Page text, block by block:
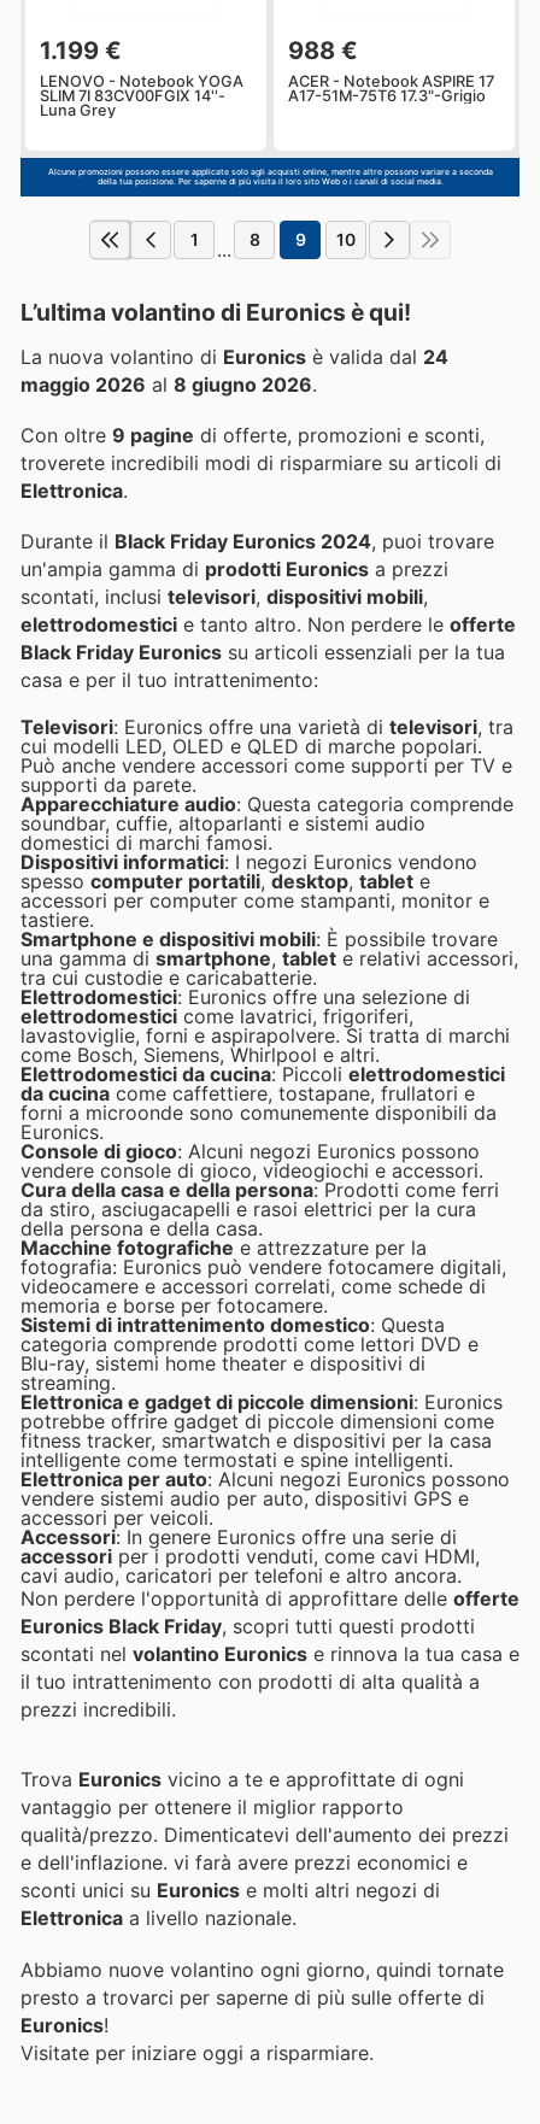
1.199 €
LENOVO - Notebook YOGA
SLIM 7I 83CV00FGIX 14''-
Luna Grey
988 €
ACER - Notebook ASPIRE 17
A17-51M-75T6 17.3"-Grigio
Alcune promozioni possono essere applicate solo agli acquisti online, mentre altre possono variare a seconda
della tua posizione. Per saperne di più visita il loro sito Web o i canali di social media.
1 ... 8 9 10
L’ultima volantino di Euronics è qui!
La nuova volantino di Euronics è valida dal 24
maggio 2026 al 8 giugno 2026.
Con oltre 9 pagine di offerte, promozioni e sconti,
troverete incredibili modi di risparmiare su articoli di
Elettronica.
Durante il Black Friday Euronics 2024, puoi trovare
un'ampia gamma di prodotti Euronics a prezzi
scontati, inclusi televisori, dispositivi mobili,
elettrodomestici e tanto altro. Non perdere le offerte
Black Friday Euronics su articoli essenziali per la tua
casa e per il tuo intrattenimento:
Televisori: Euronics offre una varietà di televisori, tra
cui modelli LED, OLED e QLED di marche popolari.
Può anche vendere accessori come supporti per TV e
supporti da parete.
Apparecchiature audio: Questa categoria comprende
soundbar, cuffie, altoparlanti e sistemi audio
domestici di marchi famosi.
Dispositivi informatici: I negozi Euronics vendono
spesso computer portatili, desktop, tablet e
accessori per computer come stampanti, monitor e
tastiere.
Smartphone e dispositivi mobili: È possibile trovare
una gamma di smartphone, tablet e relativi accessori,
tra cui custodie e caricabatterie.
Elettrodomestici: Euronics offre una selezione di
elettrodomestici come lavatrici, frigoriferi,
lavastoviglie, forni e aspirapolvere. Si tratta di marchi
come Bosch, Siemens, Whirlpool e altri.
Elettrodomestici da cucina: Piccoli elettrodomestici
da cucina come caffettiere, tostapane, frullatori e
forni a microonde sono comunemente disponibili da
Euronics.
Console di gioco: Alcuni negozi Euronics possono
vendere console di gioco, videogiochi e accessori.
Cura della casa e della persona: Prodotti come ferri
da stiro, asciugacapelli e rasoi elettrici per la cura
della persona e della casa.
Macchine fotografiche e attrezzature per la
fotografia: Euronics può vendere fotocamere digitali,
videocamere e accessori correlati, come schede di
memoria e borse per fotocamere.
Sistemi di intrattenimento domestico: Questa
categoria comprende prodotti come lettori DVD e
Blu-ray, sistemi home theater e dispositivi di
streaming.
Elettronica e gadget di piccole dimensioni: Euronics
potrebbe offrire gadget di piccole dimensioni come
fitness tracker, smartwatch e dispositivi per la casa
intelligente come termostati e spine intelligenti.
Elettronica per auto: Alcuni negozi Euronics possono
vendere sistemi audio per auto, dispositivi GPS e
accessori per veicoli.
Accessori: In genere Euronics offre una serie di
accessori per i prodotti venduti, come cavi HDMI,
cavi audio, caricatori per telefoni e altro ancora.
Non perdere l'opportunità di approfittare delle offerte
Euronics Black Friday, scopri tutti questi prodotti
scontati nel volantino Euronics e rinnova la tua casa e
il tuo intrattenimento con prodotti di alta qualità a
prezzi incredibili.
Trova Euronics vicino a te e approfittate di ogni
vantaggio per ottenere il miglior rapporto
qualità/prezzo. Dimenticatevi dell'aumento dei prezzi
e dell'inflazione. vi farà avere prezzi economici e
sconti unici su Euronics e molti altri negozi di
Elettronica a livello nazionale.
Abbiamo nuove volantino ogni giorno, quindi tornate
presto a trovarci per saperne di più sulle offerte di
Euronics!
Visitate per iniziare oggi a risparmiare.